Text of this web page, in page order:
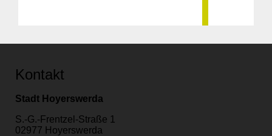
Kontakt
Stadt Hoyerswerda
S.-G.-Frentzel-Straße 1
02977 Hoyerswerda